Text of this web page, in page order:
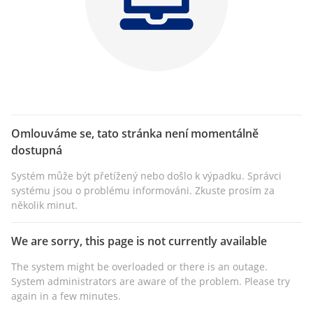
Omlouváme se, tato stránka není momentálně
dostupná
Systém může být přetížený nebo došlo k výpadku. Správci
systému jsou o problému informováni. Zkuste prosím za
několik minut.
We are sorry, this page is not currently available
The system might be overloaded or there is an outage.
System administrators are aware of the problem. Please try
again in a few minutes.